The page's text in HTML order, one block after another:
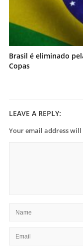
Brasil é eliminado
Copas
LEAVE A REPLY:
Your email address